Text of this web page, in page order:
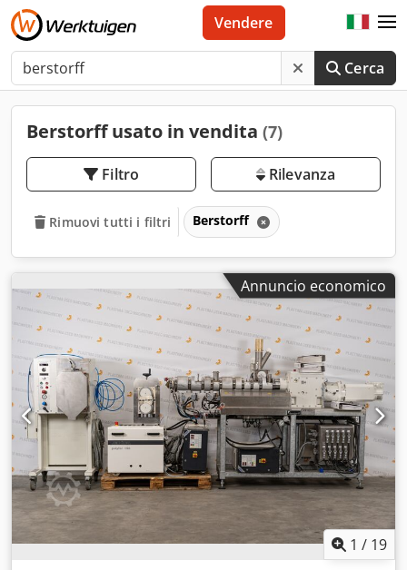
Cerca
Vendere
Berstorff usato in vendita (7)
Filtro Rilevanza
Rimuovi tutti i filtri Berstorff
Annuncio economico
1 / 19